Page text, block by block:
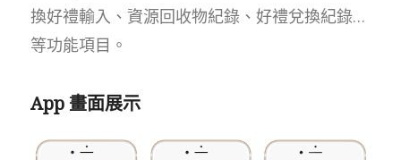
換好禮輸入、資源回收物紀錄、好禮兌換紀錄…
等功能項目。
App 畫面展示